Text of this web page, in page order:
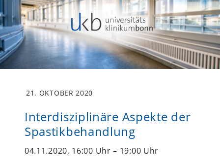
21. OKTOBER 2020
Interdisziplinäre Aspekte der
Spastikbehandlung
04.11.2020, 16:00 Uhr – 19:00 Uhr